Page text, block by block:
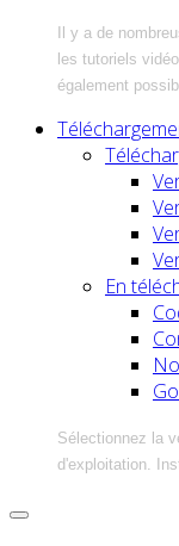
Il y a de
les tutoriels
également
En
Sélectionnez la
d'exploitation.